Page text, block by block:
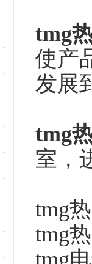
tmg
使产
发展
tmg
室，
tmg
tmg
tmg